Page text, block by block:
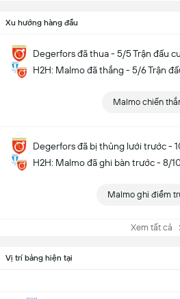
Xu hướng hàng đầu
Degerfors đã thua - 5/5 Trận đấu
H2H: Malmo đã thắng - 5/6 Trận
Malmo chiến
Degerfors đã bị thủng lưới trước -
H2H: Malmo đã ghi bàn trước - 8/
Malmo ghi điểm
Xem tất cả
Vị trí bảng hiện tại